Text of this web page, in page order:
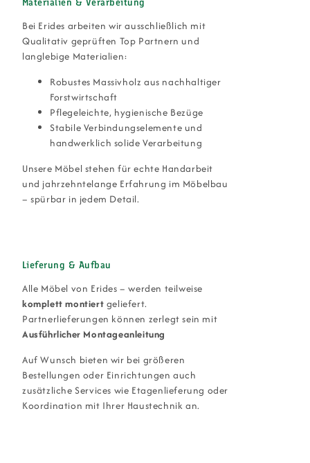
Bei Erides arbeiten wir ausschließlich mit
Qualitativ geprüften Top Partnern und
langlebige Materialien:
Robustes Massivholz aus nachhaltiger
Forstwirtschaft
Pflegeleichte, hygienische Bezüge
Stabile Verbindungselemente und
handwerklich solide Verarbeitung
Unsere Möbel stehen für echte Handarbeit
und jahrzehntelange Erfahrung im Möbelbau
– spürbar in jedem Detail.
Lieferung & Aufbau
Alle Möbel von Erides – werden teilweise
komplett montiert geliefert.
Partnerlieferungen können zerlegt sein mit
Ausführlicher Montageanleitung
Auf Wunsch bieten wir bei größeren
Bestellungen oder Einrichtungen auch
zusätzliche Services wie Etagenlieferung oder
Koordination mit Ihrer Haustechnik an.